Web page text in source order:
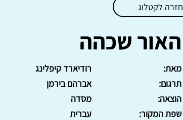
חזרה לקטלוג
האור שכהה
רודיארד קיפלינג
מאת:
אברהם בירמן
תרגום:
מסדה
הוצאה:
עברית
שפת המקור: